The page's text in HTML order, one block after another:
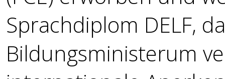
Sprachdiplom DELF,
Bildungsministerum